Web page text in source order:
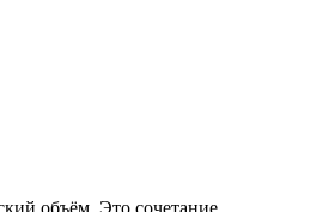
объём. Это сочетание